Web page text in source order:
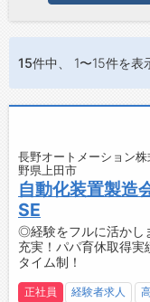
15件中、 1〜15件を表
長野オートメーション
野県上田市
自動化装置製造
SE
◎経験をフルに活かし
充実！パパ育休取得実
タイム制！
正社員 経験者求人